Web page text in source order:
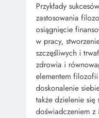
Przykłady
zastosowania
osiągnięcie
w pracy,
szczęśliwych i
zdrowia i
elementem filozofii
doskonalenie
także dzielenie się
doświadczeniem z